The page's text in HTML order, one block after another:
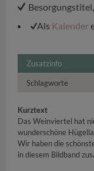
Als Kalender
Zusatzinfo
Schlagworte
Kurztext
Das Weinviertel hat
wunderschöne
Wir haben die
in diesem Bildband